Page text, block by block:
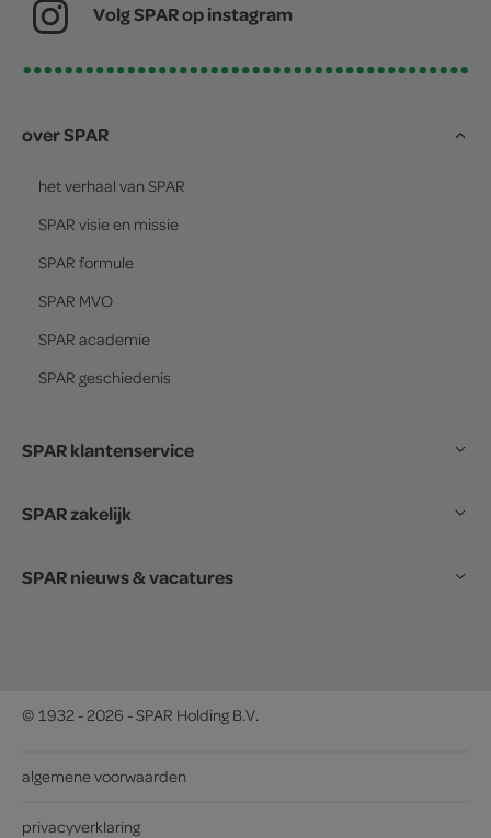
Volg SPAR op instagram
over SPAR
het verhaal van SPAR
SPAR visie en missie
SPAR formule
SPAR MVO
SPAR academie
SPAR geschiedenis
SPAR klantenservice
SPAR zakelijk
SPAR nieuws & vacatures
© 1932 - 2026 - SPAR Holding B.V.
algemene voorwaarden
privacyverklaring